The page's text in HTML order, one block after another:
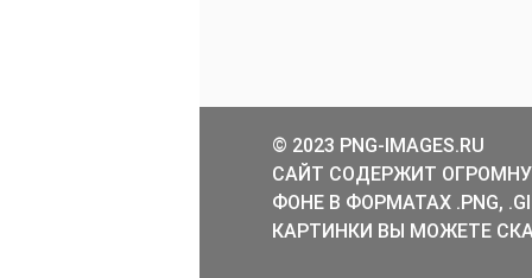
© 2023 PNG-IMAGES.RU
САЙТ СОДЕРЖИТ
ФОНЕ В ФОРМАТАХ .PNG,
КАРТИНКИ ВЫ МОЖЕТЕ